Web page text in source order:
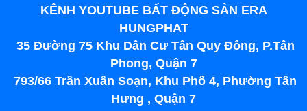
KÊNH YOUTUBE BẤT ĐỘNG SẢN ERA
HUNGPHAT
35 Đường 75 Khu Dân Cư Tân Quy Đông, P.Tân
Phong, Quận 7
793/66 Trần Xuân Soạn, Khu Phố 4, Phường Tân
Hưng , Quận 7